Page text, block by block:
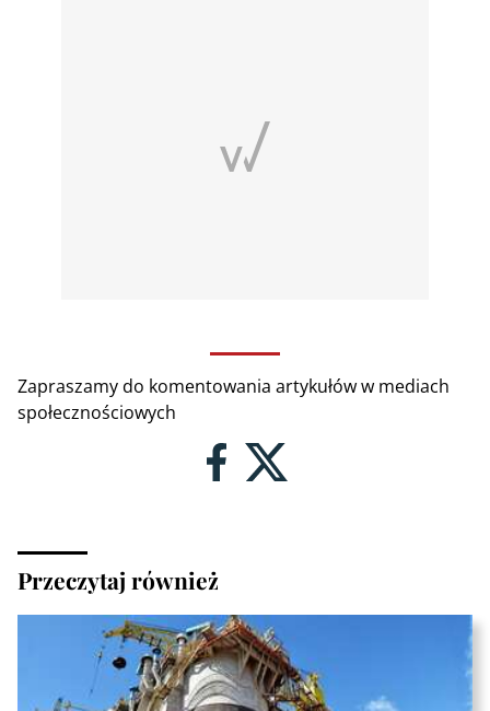
Zapraszamy do komentowania artykułów w mediach
społecznościowych
Przeczytaj również